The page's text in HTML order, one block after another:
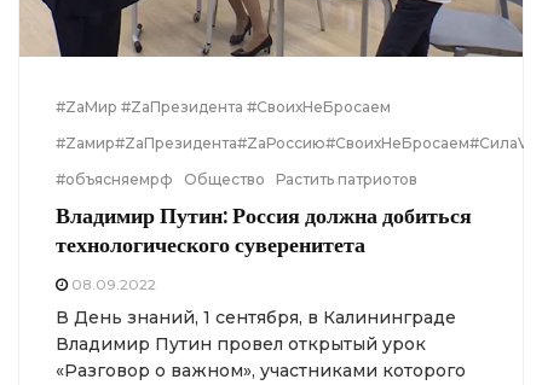
#ZаМир #ZаПрезидента #СвоихНеБросаем
#объясняемрф
Общество Растить патриотов
Владимир Путин: Россия должна добиться
технологического суверенитета
08.09.2022
В День знаний, 1 сентября, в Калининграде
Владимир Путин провел открытый урок
«Разговор о важном», участниками которого